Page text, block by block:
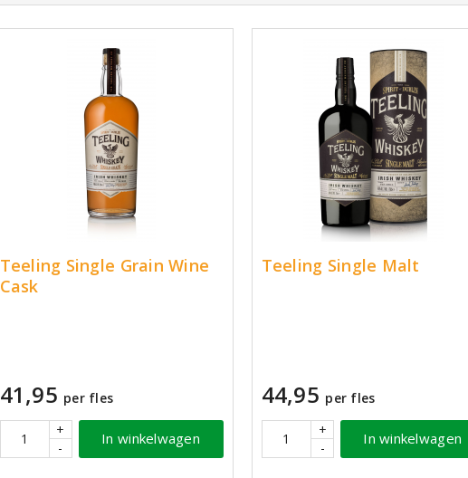
Teeling Single Grain Wine
Cask
41,95 per fles
+
-
In winkelwagen
Teeling Single Malt
44,95 per fles
+
-
In winkelwagen